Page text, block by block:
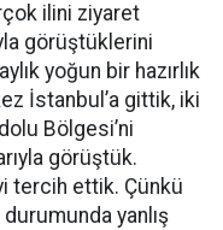
ilini ziyaret
görüştüklerini
yoğun bir hazırlık
İstanbul’a gittik, iki
Bölgesi’ni
görüştük.
tercih ettik. Çünkü
yanlış